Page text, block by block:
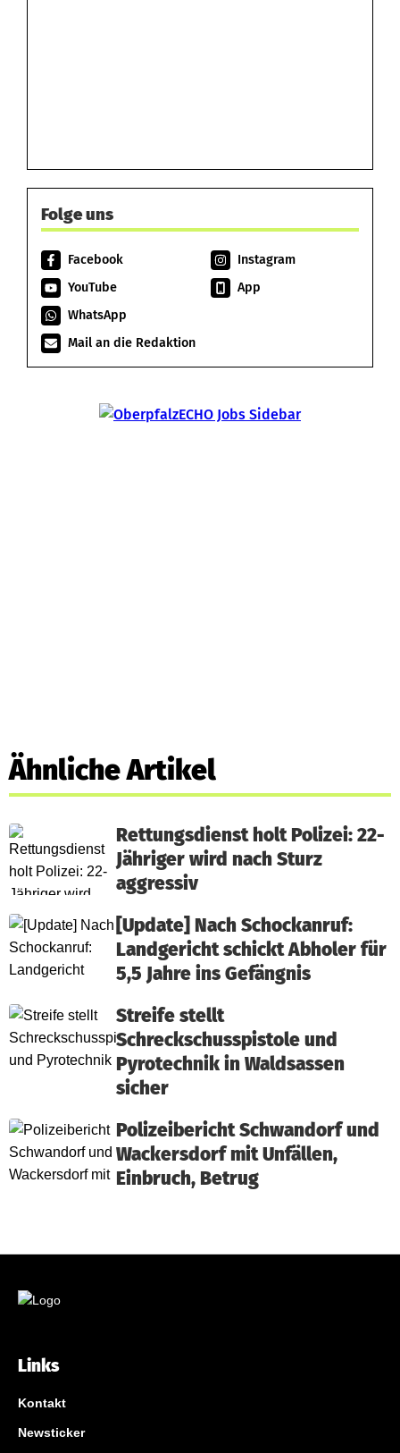
Folge uns
Facebook
Instagram
YouTube
App
WhatsApp
Mail an die Redaktion
Ähnliche Artikel
Rettungsdienst holt Polizei: 22-
Jähriger wird nach Sturz
aggressiv
[Update] Nach Schockanruf:
Landgericht schickt Abholer für
5,5 Jahre ins Gefängnis
Streife stellt
Schreckschusspistole und
Pyrotechnik in Waldsassen
sicher
Polizeibericht Schwandorf und
Wackersdorf mit Unfällen,
Einbruch, Betrug
Links
Kontakt
Newsticker